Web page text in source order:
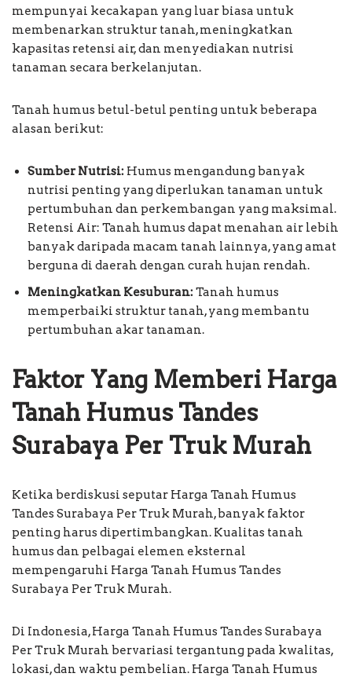
mempunyai kecakapan yang luar biasa untuk
membenarkan struktur tanah, meningkatkan
kapasitas retensi air, dan menyediakan nutrisi
tanaman secara berkelanjutan.
Tanah humus betul-betul penting untuk beberapa
alasan berikut:
Sumber Nutrisi: Humus mengandung banyak
nutrisi penting yang diperlukan tanaman untuk
pertumbuhan dan perkembangan yang maksimal.
Retensi Air: Tanah humus dapat menahan air lebih
banyak daripada macam tanah lainnya, yang amat
berguna di daerah dengan curah hujan rendah.
Meningkatkan Kesuburan:Tanah humus
memperbaiki struktur tanah, yang membantu
pertumbuhan akar tanaman.
Faktor Yang Memberi Harga
Tanah Humus Tandes
Surabaya Per Truk Murah
Ketika berdiskusi seputar Harga Tanah Humus
Tandes Surabaya Per Truk Murah, banyak faktor
penting harus dipertimbangkan. Kualitas tanah
humus dan pelbagai elemen eksternal
mempengaruhi Harga Tanah Humus Tandes
Surabaya Per Truk Murah.
Di Indonesia, Harga Tanah Humus Tandes Surabaya
Per Truk Murah bervariasi tergantung pada kwalitas,
lokasi, dan waktu pembelian. Harga Tanah Humus